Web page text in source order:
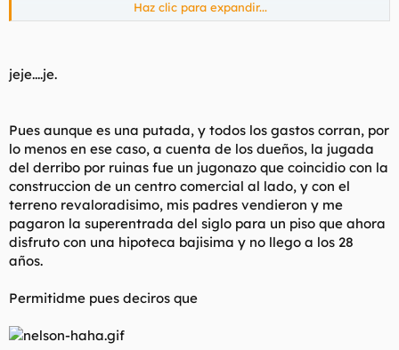
Haz clic para expandir...
jeje....je.
Pues aunque es una putada, y todos los gastos corran, por
lo menos en ese caso, a cuenta de los dueños, la jugada
del derribo por ruinas fue un jugonazo que coincidio con la
construccion de un centro comercial al lado, y con el
terreno revaloradisimo, mis padres vendieron y me
pagaron la superentrada del siglo para un piso que ahora
disfruto con una hipoteca bajisima y no llego a los 28
años.
Permitidme pues deciros que